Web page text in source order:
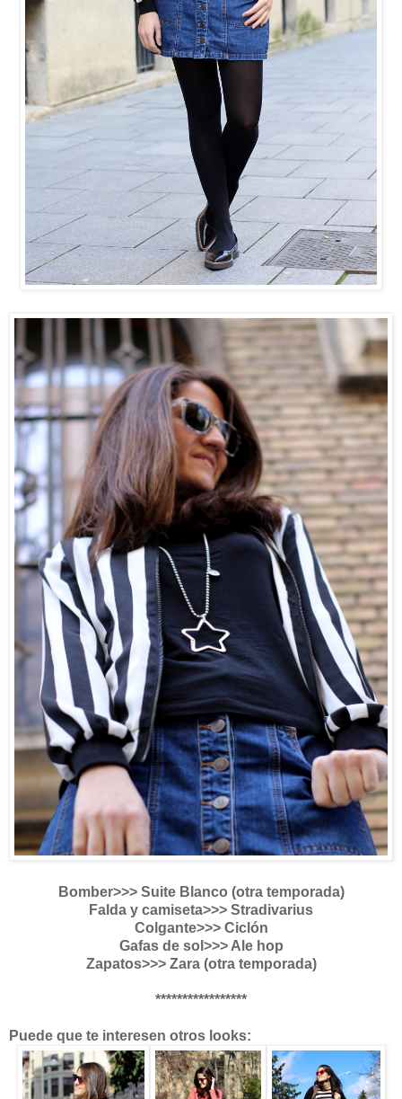
Bomber>>> Suite Blanco (otra temporada)
Falda y camiseta>>> Stradivarius
Colgante>>> Ciclón
Gafas de sol>>> Ale hop
Zapatos>>> Zara (otra temporada)
*****************
Puede que te interesen otros looks: